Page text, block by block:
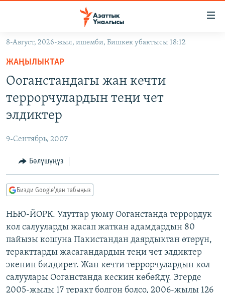
Навигацияга
өтүңүз
Издөөгө
салыңыз
МАДАНИЯТ
УКРАИНА
ТВ ПРОГРАММАЛАР
БҮГҮН АЗАТТЫКТА
ДАНИСТЕ
ЭЖЕ-СИҢДИЛЕР
АЗАТТЫК+
ЫҢГАЙСЫЗ СУРООЛОР
ПОДКАСТ
Русский
ОНЛАЙН ШЕРИНЕ
8-Август, 2026-жыл, ишемби, Бишкек убактысы 18:12
ЖАҢЫЛЫКТАР
Ооганстандагы жан кечти
террорчулардын теңи чет
элдиктер
9-Сентябрь, 2007
Бөлүшүңүз
Бизди Google'дан табыңыз
НЬЮ-ЙОРК. Улуттар уюму Ооганстанда террордук
кол салууларды жасап жаткан адамдардын 80
пайызы кошуна Пакистандан даярдыктан өтөрүн,
теракттарды жасагандардын теңи чет элдиктер
экенин билдирет. Жан кечти террорчулардын кол
салуулары Ооганстанда кескин көбөйдү. Эгерде
2005-жылы 17 теракт болгон болсо, 2006-жылы 126